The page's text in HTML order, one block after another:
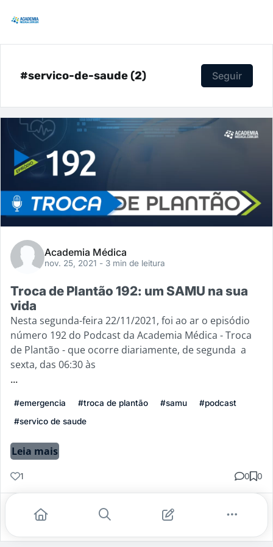
#servico-de-saude (2) Seguir
Academia Médica
nov. 25, 2021 - 3 min de leitura
Troca de Plantão 192: um SAMU na sua
vida
Nesta segunda-feira 22/11/2021, foi ao ar o episódio
número 192 do Podcast da Academia Médica - Troca
de Plantão - que ocorre diariamente, de segunda a
sexta, das 06:30 às
...
#emergencia #troca de plantão #samu
#podcast
#servico de saude
Leia mais
1 0 0
Gostei Comentar Salvar